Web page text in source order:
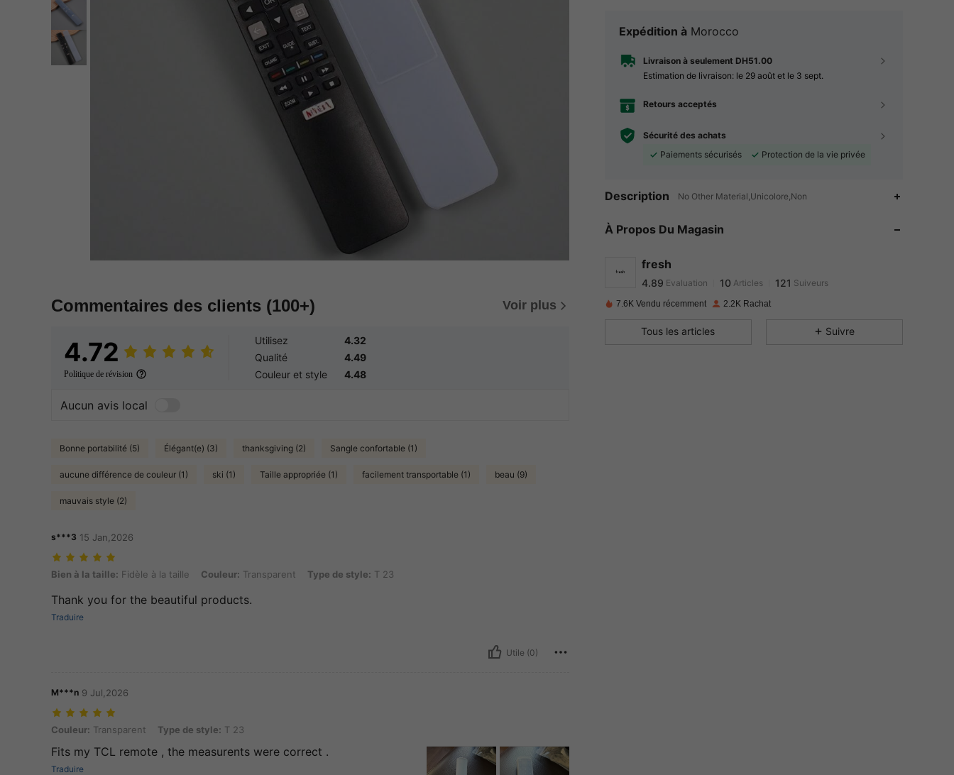
Commentaires des clients (100+) Voir plus
4.72
Politique de révision
Utilisez
4.32
Qualité
4.49
Couleur et style
4.48
Aucun avis local
Bonne portabilité (5) Élégant(e) (3) thanksgiving (2) Sangle confortable (1)
aucune différence de couleur (1) ski (1) Taille appropriée (1) facilement transportable (1) beau (9)
mauvais style (2)
s***3 15 Jan,2026
Bien à la taille: Fidèle à la taille, Couleur: Transparent, Type de style: T 23
Bien à la taille: Fidèle à la taille Couleur: Transparent Type de style: T 23
Thank you for the beautiful products.
Traduire
Utile (0)
M***n 9 Jul,2026
Couleur: Transparent, Type de style: T 23
Couleur: Transparent Type de style: T 23
Fits my TCL remote , the measurents were correct .
Traduire
Expédition à Morocco
Livraison à seulement DH51.00
Estimation de livraison: le 29 août et le 3 sept.
Retours acceptés
Sécurité des achats
Paiements sécurisés
Protection de la vie privée
Description No Other Material,Unicolore,Non
À Propos Du Magasin
fresh
4.89 10
121
4.89
4.89 Evaluation 10 Articles 121 Suiveurs
4.89 10
7.6K Vendu récemment 2.2K Rachat
Tous les articles Suivre